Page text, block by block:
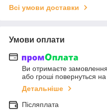
Всі умови доставки
Умови оплати
Ви отримаєте замовлення
або гроші повернуться
Детальніше
Післяплата